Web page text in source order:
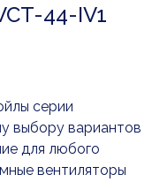
44-IV1
серии
выбору вариантов
для любого
вентиляторы